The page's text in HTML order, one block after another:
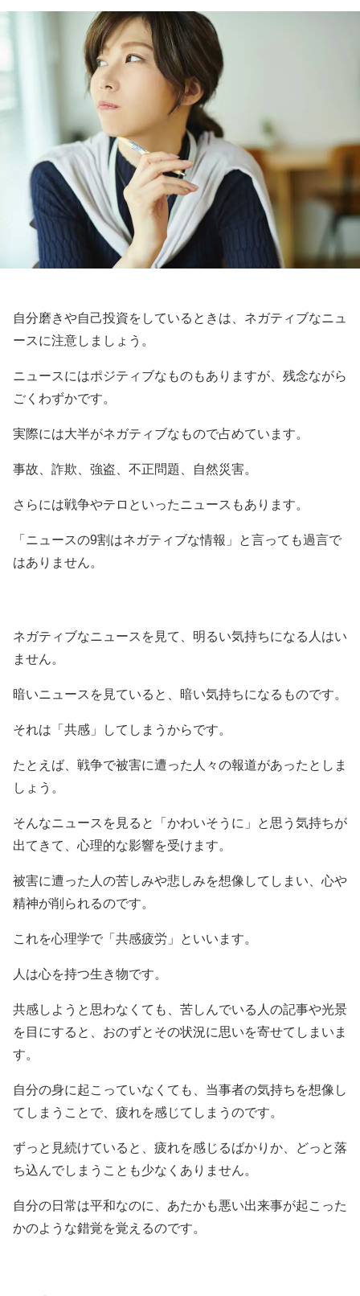
自分磨きや自己投資をしているときは、ネガティブなニュ
ースに注意しましょう。
ニュースにはポジティブなものもありますが、残念ながら
ごくわずかです。
実際には大半がネガティブなもので占めています。
事故、詐欺、強盗、不正問題、自然災害。
さらには戦争やテロといったニュースもあります。
「ニュースの9割はネガティブな情報」と言っても過言で
はありません。
ネガティブなニュースを見て、明るい気持ちになる人はい
ません。
暗いニュースを見ていると、暗い気持ちになるものです。
それは「共感」してしまうからです。
たとえば、戦争で被害に遭った人々の報道があったとしま
しょう。
そんなニュースを見ると「かわいそうに」と思う気持ちが
出てきて、心理的な影響を受けます。
被害に遭った人の苦しみや悲しみを想像してしまい、心や
精神が削られるのです。
これを心理学で「共感疲労」といいます。
人は心を持つ生き物です。
共感しようと思わなくても、苦しんでいる人の記事や光景
を目にすると、おのずとその状況に思いを寄せてしまいま
す。
自分の身に起こっていなくても、当事者の気持ちを想像し
てしまうことで、疲れを感じてしまうのです。
ずっと見続けていると、疲れを感じるばかりか、どっと落
ち込んでしまうことも少なくありません。
自分の日常は平和なのに、あたかも悪い出来事が起こった
かのような錯覚を覚えるのです。